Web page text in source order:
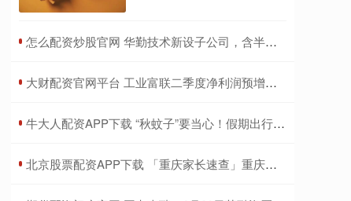
​怎么配资炒股官网 华勤技术新设子公司，含半导体器件相关业务
​大财配资官网平台 工业富联二季度净利润预增约五成，云计算业务高速增长
​牛大人配资APP下载 “秋蚊子”要当心！假期出行注意防范→
​北京股票配资APP下载 「重庆家长速查」重庆天佑儿童医院纪烈琴医生详解：孩子总眨眼睛、说脏话？分清“简单抽动”和“复杂抽动”，家长第一步做对很重要！